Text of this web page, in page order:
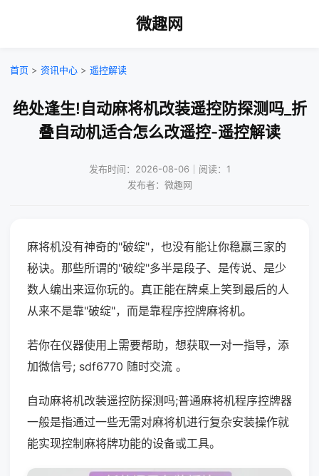
微趣网
首页 > 资讯中心 > 遥控解读
绝处逢生!自动麻将机改装遥控防探测吗_折
叠自动机适合怎么改遥控-遥控解读
发布时间：2026-08-06｜阅读：1
发布者：微趣网
麻将机没有神奇的"破绽"，也没有能让你稳赢三家的
秘诀。那些所谓的"破绽"多半是段子、是传说、是少
数人编出来逗你玩的。真正能在牌桌上笑到最后的人
从来不是靠"破绽"，而是靠程序控牌麻将机。
若你在仪器使用上需要帮助，想获取一对一指导，添
加微信号; sdf6770 随时交流 。
自动麻将机改装遥控防探测吗;普通麻将机程序控牌器
一般是指通过一些无需对麻将机进行复杂安装操作就
能实现控制麻将牌功能的设备或工具。